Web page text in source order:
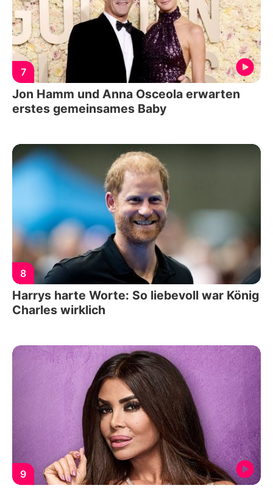
7
Jon Hamm und Anna Osceola erwarten
erstes gemeinsames Baby
8
Harrys harte Worte: So liebevoll war König
Charles wirklich
9